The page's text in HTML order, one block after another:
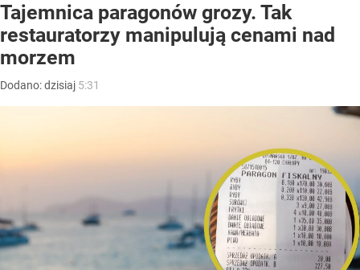
Tajemnica paragonów grozy. Tak
restauratorzy manipulują cenami nad
morzem
Dodano:dzisiaj 5:31